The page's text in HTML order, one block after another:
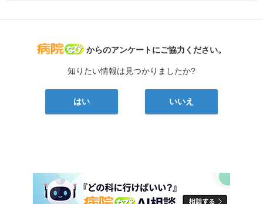
病院なび
からのアンケートにご協力ください。
知りたい情報は見つかりましたか?
はい いいえ